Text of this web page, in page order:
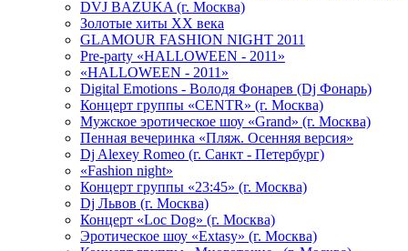
DVJ BAZUKA (г. Москва)
Золотые хиты XX века
GLAMOUR FASHION NIGHT 2011
Pre-party «HALLOWEEN - 2011»
«HALLOWEEN - 2011»
Digital Emotions - Володя Фонарев (Dj Фонарь)
Концерт группы «CENTR» (г. Москва)
Мужское эротическое шоу «Grand» (г. Москва)
Пенная вечеринка «Пляж. Осенняя версия»
Dj Alexey Romeo (г. Санкт - Петербург)
«Fashion night»
Концерт группы «23:45» (г. Москва)
Dj Львов (г. Москва)
Концерт «Loc Dog» (г. Москва)
Эротическое шоу «Extasy» (г. Москва)